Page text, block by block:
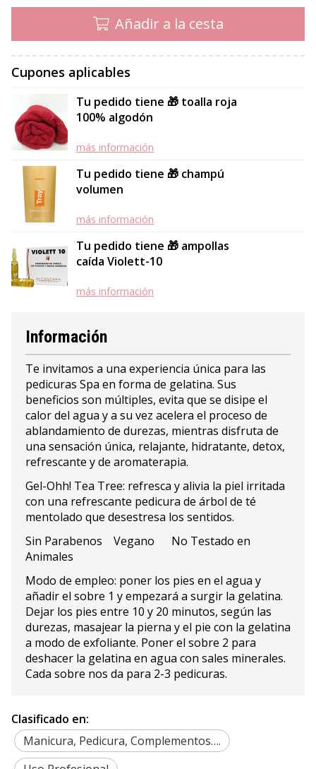
Añadir a la cesta
Cupones aplicables
Tu pedido tiene 🎁 toalla roja
100% algodón
más información
Tu pedido tiene 🎁 champú
volumen
más información
Tu pedido tiene 🎁 ampollas
caída Violett-10
más información
Información
Te invitamos a una experiencia única para las
pedicuras Spa en forma de gelatina. Sus
beneficios son múltiples, evita que se disipe el
calor del agua y a su vez acelera el proceso de
ablandamiento de durezas, mientras disfruta de
una sensación única, relajante, hidratante, detox,
refrescante y de aromaterapia.
Gel-Ohh! Tea Tree: refresca y alivia la piel irritada
con una refrescante pedicura de árbol de té
mentolado que desestresa los sentidos.
Sin Parabenos Vegano No Testado en
Animales
Modo de empleo: poner los pies en el agua y
añadir el sobre 1 y empezará a surgir la gelatina.
Dejar los pies entre 10 y 20 minutos, según las
durezas, masajear la pierna y el pie con la gelatina
a modo de exfoliante. Poner el sobre 2 para
deshacer la gelatina en agua con sales minerales.
Cada sobre nos da para 2-3 pedicuras.
Clasificado en:
Manicura, Pedicura, Complementos….